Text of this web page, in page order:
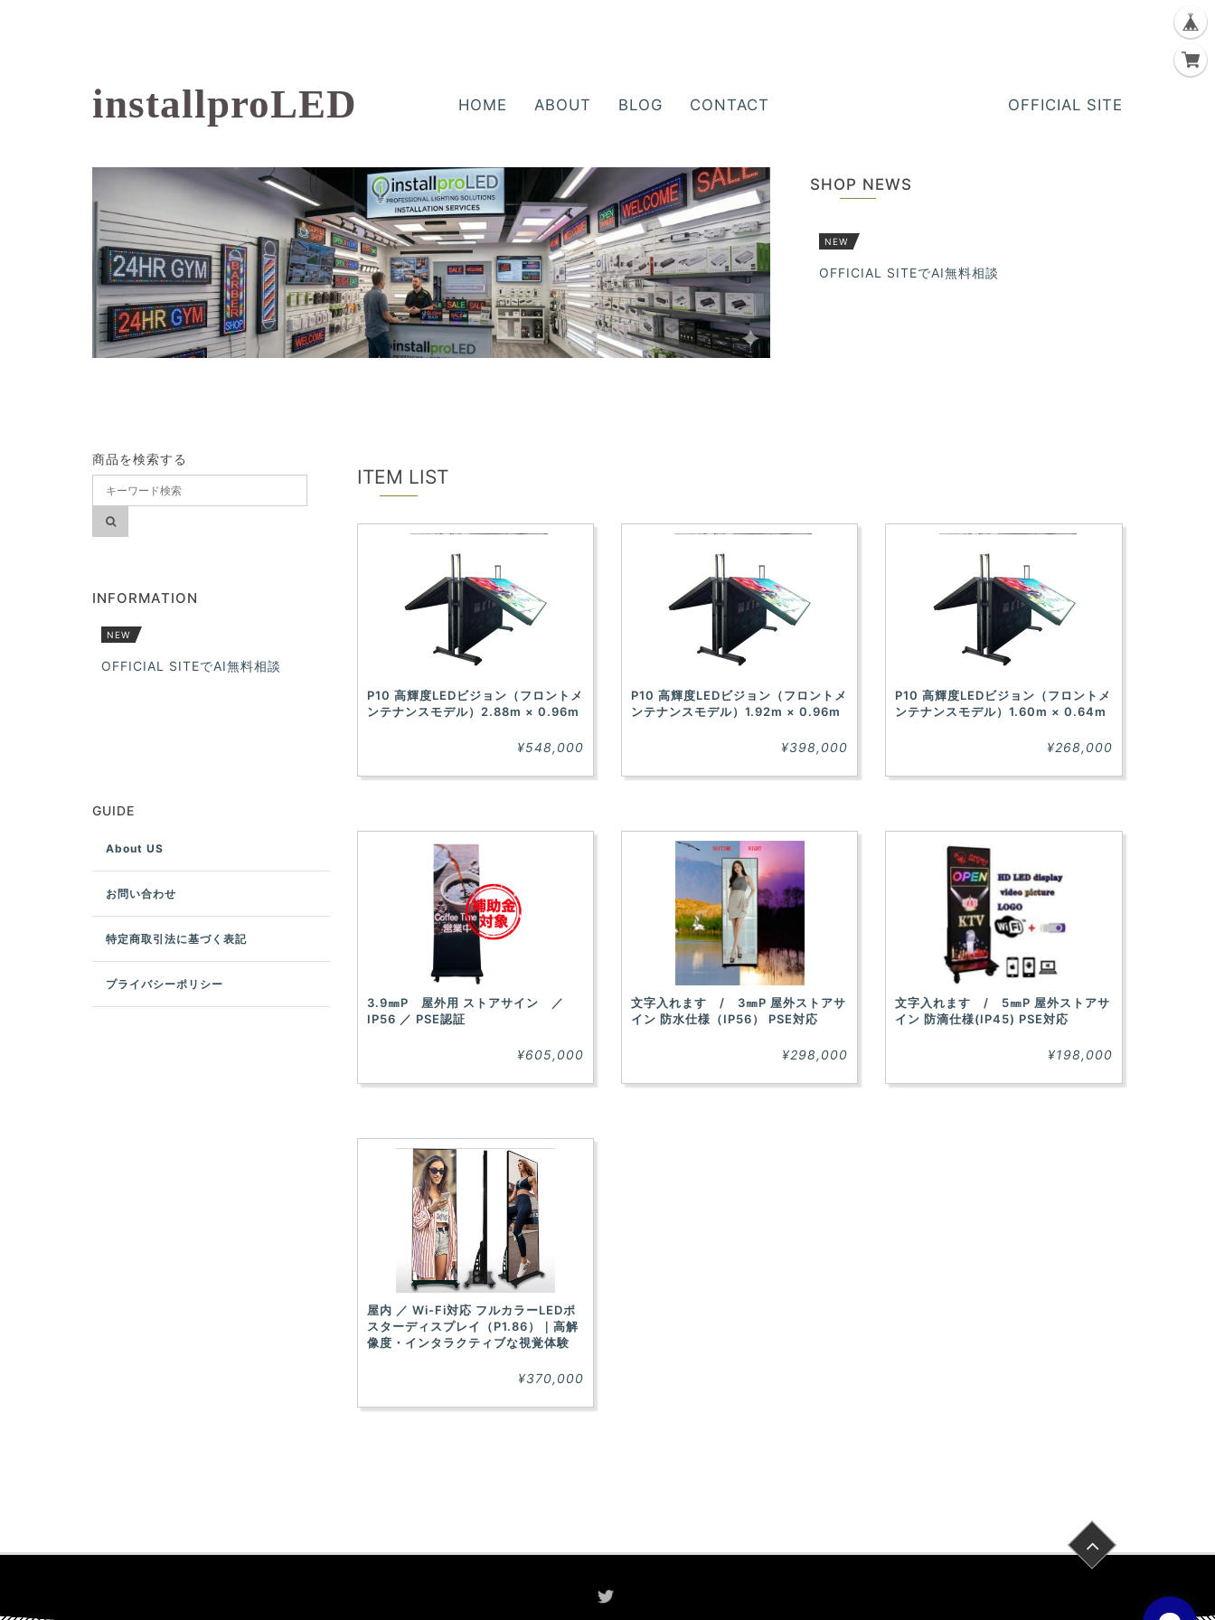
installproLED HOME ABOUT BLOG CONTACT OFFICIAL SITE
SHOP NEWS
NEW
OFFICIAL SITEでAI無料相談
ITEM LIST
P10 高輝度LEDビジョン（フロントメ
ンテナンスモデル）2.88m × 0.96m
¥548,000
P10 高輝度LEDビジョン（フロントメ
ンテナンスモデル）1.92m × 0.96m
¥398,000
P10 高輝度LEDビジョン（フロントメ
ンテナンスモデル）1.60m × 0.64m
¥268,000
3.9㎜P 屋外用 ストアサイン ／
IP56 ／ PSE認証
¥605,000
文字入れます / 3㎜P 屋外ストアサ
イン 防水仕様（IP56） PSE対応
¥298,000
文字入れます / 5㎜P 屋外ストアサ
イン 防滴仕様(IP45) PSE対応
¥198,000
屋内 ／ Wi-Fi対応 フルカラーLEDポ
スターディスプレイ（P1.86）｜高解
像度・インタラクティブな視覚体験
¥370,000
商品を検索する
INFORMATION
NEW
OFFICIAL SITEでAI無料相談
GUIDE
About US
お問い合わせ
特定商取引法に基づく表記
プライバシーポリシー